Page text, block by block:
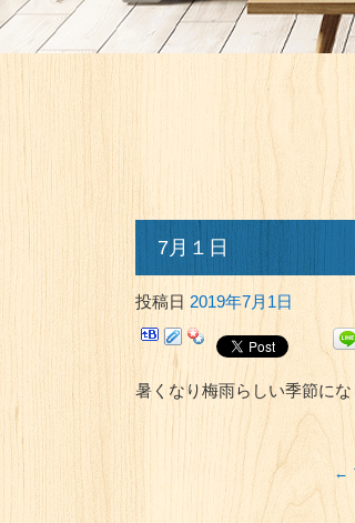
7月１日
投稿日 2019年7月1日
暑くなり梅雨らしい季節に
←